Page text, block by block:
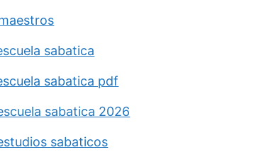
sabatica
sabatica pdf
sabatica 2026
sabaticos